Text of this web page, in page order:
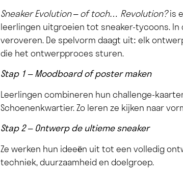
Sneaker Evolution – of toch… Revolution?is
leerlingen uitgroeien tot sneaker-tycoons. In
veroveren. De spelvorm daagt uit: elk
die het ontwerpproces sturen.
Stap 1 – Moodboard of poster maken
Leerlingen combineren hun challenge-
Schoenenkwartier. Zo leren ze kijken naar
Stap 2 – Ontwerp de ultieme sneaker
Ze werken hun ideeën uit tot een volledig
techniek, duurzaamheid en doelgroep.